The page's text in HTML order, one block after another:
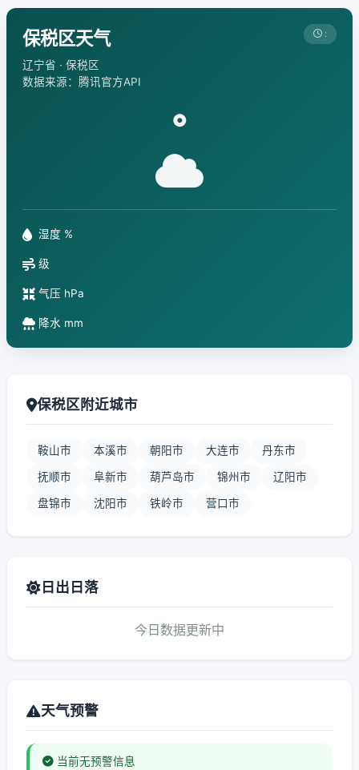
保税区天气
辽宁省 · 保税区
数据来源：腾讯官方API
:
°
湿度 %
级
气压 hPa
降水 mm
保税区附近城市
鞍山市 本溪市 朝阳市 大连市 丹东市
抚顺市 阜新市 葫芦岛市 锦州市 辽阳市
盘锦市 沈阳市 铁岭市 营口市
日出日落
今日数据更新中
天气预警
当前无预警信息